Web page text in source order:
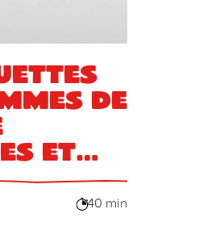
de
et
40 min